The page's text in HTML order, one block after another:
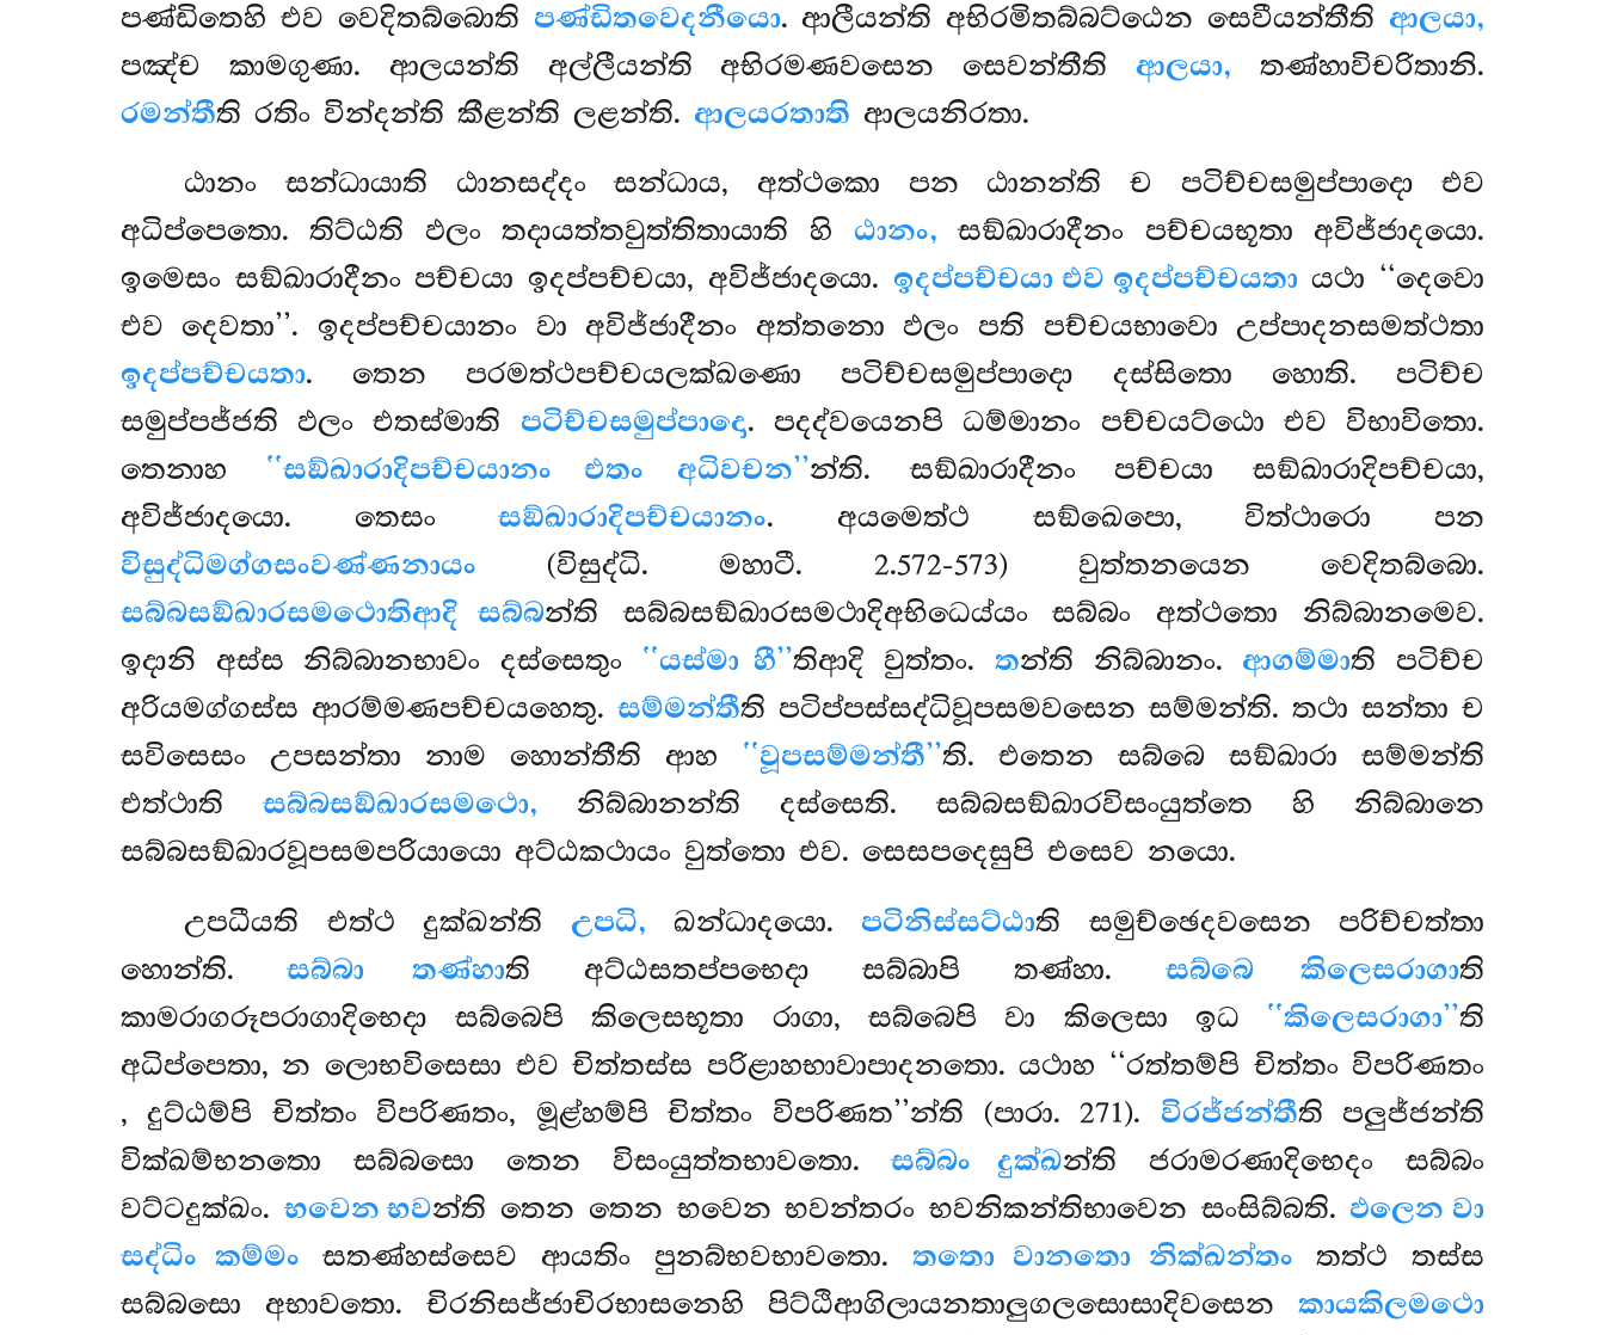
පණ්ඩිතෙහි එව වෙදිතබ්බොති පණ්ඩිතවෙදනීයො. ආලීයන්ති අභිරමිතබ්බට්ඨෙන සෙවීයන්තීති ආලයා,
පඤ්ච කාමගුණා. ආලයන්ති අල්ලීයන්ති අභිරමණවසෙන සෙවන්තීති ආලයා, තණ්හාවිචරිතානි.
රමන්තීති රතිං වින්දන්ති කීළන්ති ලළන්ති. ආලයරතාති ආලයනිරතා.
ඨානං සන්ධායාති ඨානසද්දං සන්ධාය, අත්ථකො පන ඨානන්ති ච පටිච්චසමුප්පාදො එව
අධිප්පෙතො. තිට්ඨති ඵලං තදායත්තවුත්තිතායාති හි ඨානං, සඞ්ඛාරාදීනං පච්චයභූතා අවිජ්ජාදයො.
ඉමෙසං සඞ්ඛාරාදීනං පච්චයා ඉදප්පච්චයා, අවිජ්ජාදයො. ඉදප්පච්චයා එව ඉදප්පච්චයතා යථා ‘‘දෙවො
එව දෙවතා’’. ඉදප්පච්චයානං වා අවිජ්ජාදීනං අත්තනො ඵලං පති පච්චයභාවො උප්පාදනසමත්ථතා
ඉදප්පච්චයතා. තෙන පරමත්ථපච්චයලක්ඛණො පටිච්චසමුප්පාදො දස්සිතො හොති. පටිච්ච
සමුප්පජ්ජති ඵලං එතස්මාති පටිච්චසමුප්පාදො. පදද්වයෙනපි ධම්මානං පච්චයට්ඨො එව විභාවිතො.
තෙනාහ ‘‘සඞ්ඛාරාදිපච්චයානං එතං අධිවචන’’න්ති. සඞ්ඛාරාදීනං පච්චයා සඞ්ඛාරාදිපච්චයා,
අවිජ්ජාදයො. තෙසංසඞ්ඛාරාදිපච්චයානං. අයමෙත්ථ සඞ්ඛෙපො, විත්ථාරො පන
විසුද්ධිමග්ගසංවණ්ණනායං (විසුද්ධි. මහාටී. 2.572-573) වුත්තනයෙන වෙදිතබ්බො.
සබ්බසඞ්ඛාරසමථොතිආදි සබ්බන්ති සබ්බසඞ්ඛාරසමථාදිඅභිධෙය්යං සබ්බං අත්ථතො නිබ්බානමෙව.
ඉදානි අස්ස නිබ්බානභාවං දස්සෙතුං ‘‘යස්මා හී’’තිආදි වුත්තං. තන්ති නිබ්බානං. ආගම්මාති පටිච්ච
අරියමග්ගස්ස ආරම්මණපච්චයහෙතු. සම්මන්තීති පටිප්පස්සද්ධිවූපසමවසෙන සම්මන්ති. තථා සන්තා ච
සවිසෙසං උපසන්තා නාම හොන්තීති ආහ ‘‘වූපසම්මන්තී’’ති. එතෙන සබ්බෙ සඞ්ඛාරා සම්මන්ති
එත්ථාති සබ්බසඞ්ඛාරසමථො, නිබ්බානන්ති දස්සෙති. සබ්බසඞ්ඛාරවිසංයුත්තෙ හි නිබ්බානෙ
සබ්බසඞ්ඛාරවූපසමපරියායො අට්ඨකථායං වුත්තො එව. සෙසපදෙසුපි එසෙව නයො.
උපධීයති එත්ථ දුක්ඛන්ති උපධි, ඛන්ධාදයො.පටිනිස්සට්ඨාති සමුච්ඡෙදවසෙන පරිච්චත්තා
හොන්ති.සබ්බා තණ්හාති අට්ඨසතප්පභෙදා සබ්බාපි තණ්හා. සබ්බෙ කිලෙසරාගාති
කාමරාගරූපරාගාදිභෙදා සබ්බෙපි කිලෙසභූතා රාගා, සබ්බෙපි වා කිලෙසා ඉධ ‘‘කිලෙසරාගා’’ති
අධිප්පෙතා, න ලොභවිසෙසා එව චිත්තස්ස පරිළාහභාවාපාදනතො. යථාහ ‘‘රත්තම්පි චිත්තං විපරිණතං
, දුට්ඨම්පි චිත්තං විපරිණතං, මූළ්හම්පි චිත්තං විපරිණත’’න්ති (පාරා. 271). විරජ්ජන්තීති පලුජ්ජන්ති
වික්ඛම්භනතො සබ්බසො තෙන විසංයුත්තභාවතො.සබ්බං දුක්ඛන්ති ජරාමරණාදිභෙදං සබ්බං
වට්ටදුක්ඛං. භවෙන භවන්ති තෙන තෙන භවෙන භවන්තරං භවනිකන්තිභාවෙන සංසිබ්බති. ඵලෙන වා
සද්ධිං කම්මං සතණ්හස්සෙව ආයතිං පුනබ්භවභාවතො. තතො වානතො නික්ඛන්තං තත්ථ තස්ස
සබ්බසො අභාවතො. චිරනිසජ්ජාචිරභාසනෙහි පිට්ඨිආගිලායනතාලුගලසොසාදිවසෙනකායකිලමථො